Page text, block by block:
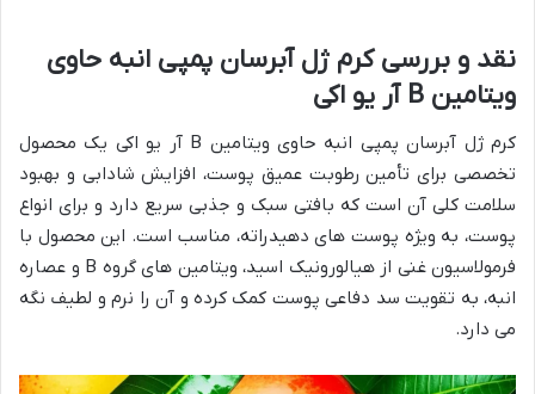
نقد و بررسی کرم ژل آبرسان پمپی انبه حاوی
ویتامین B آر یو اکی
کرم ژل آبرسان پمپی انبه حاوی ویتامین B آر یو اکی یک محصول
تخصصی برای تأمین رطوبت عمیق پوست، افزایش شادابی و بهبود
سلامت کلی آن است که بافتی سبک و جذبی سریع دارد و برای انواع
پوست، به ویژه پوست های دهیدراته، مناسب است. این محصول با
فرمولاسیون غنی از هیالورونیک اسید، ویتامین های گروه B و عصاره
انبه، به تقویت سد دفاعی پوست کمک کرده و آن را نرم و لطیف نگه
می دارد.